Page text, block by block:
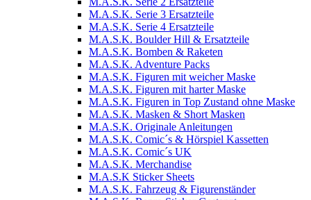
M.A.S.K. Serie 3 Ersatzteile
M.A.S.K. Serie 4 Ersatzteile
M.A.S.K. Boulder Hill & Ersatzteile
M.A.S.K. Bomben & Raketen
M.A.S.K. Adventure Packs
M.A.S.K. Figuren mit weicher Maske
M.A.S.K. Figuren mit harter Maske
M.A.S.K. Figuren in Top Zustand ohne Maske
M.A.S.K. Masken & Short Masken
M.A.S.K. Originale Anleitungen
M.A.S.K. Comic´s & Hörspiel Kassetten
M.A.S.K. Comic´s UK
M.A.S.K. Merchandise
M.A.S.K Sticker Sheets
M.A.S.K. Fahrzeug & Figurenständer